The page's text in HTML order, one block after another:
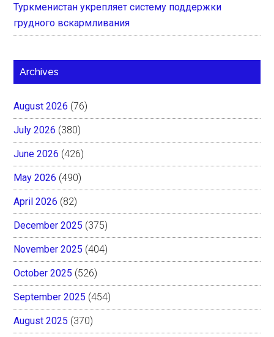
Туркменистан укрепляет систему поддержки
грудного вскармливания
Archives
August 2026 (76)
July 2026 (380)
June 2026 (426)
May 2026 (490)
April 2026 (82)
December 2025 (375)
November 2025 (404)
October 2025 (526)
September 2025 (454)
August 2025 (370)